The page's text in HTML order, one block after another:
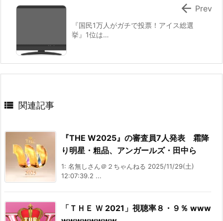
『国民1万人がガチで投票！アイス総選
挙』1位は…
 Prev
 関連記事
『THE W2025』の審査員7人発表 霜降
り明星・粗品、アンガールズ・田中ら
1: 名無しさん＠２ちゃんねる 2025/11/29(土)
12:07:39.2 ...
「ＴＨＥ Ｗ 2021」視聴率８・９％ www